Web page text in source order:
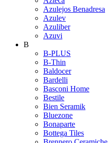
Azulejos Benadresa
Azulev
Azuliber
Azuvi
B
B-PLUS
B-Thin
Baldocer
Bardelli
Basconi Home
Bestile
Bien Seramik
Bluezone
Bonaparte
Bottega Tiles